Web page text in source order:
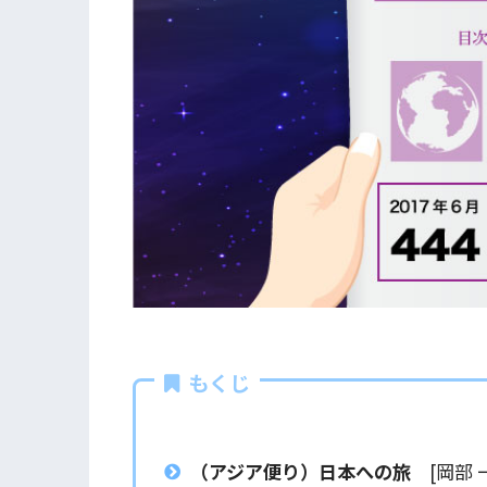
もくじ
（アジア便り）日本への旅[岡部